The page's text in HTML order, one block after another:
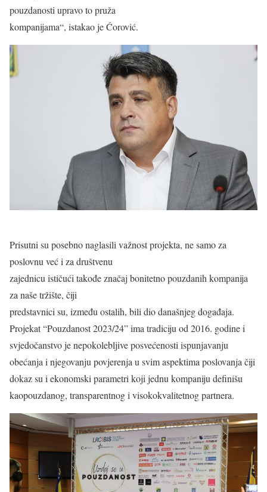
pouzdanosti upravo to pruža
kompanijama“, istakao je Ćorović.
Prisutni su posebno naglasili važnost projekta, ne samo za
poslovnu već i za društvenu
zajednicu ističući takođe značaj bonitetno pouzdanih kompanija
za naše tržište, čiji
predstavnici su, između ostalih, bili dio današnjeg događaja.
Projekat “Pouzdanost 2023/24” ima tradiciju od 2016. godine i
svjedočanstvo je nepokolebljive posvećenosti ispunjavanju
obećanja i njegovanju povjerenja u svim aspektima poslovanja čiji
dokaz su i ekonomski parametri koji jednu kompaniju definišu
kaopouzdanog, transparentnog i visokokvalitetnog partnera.